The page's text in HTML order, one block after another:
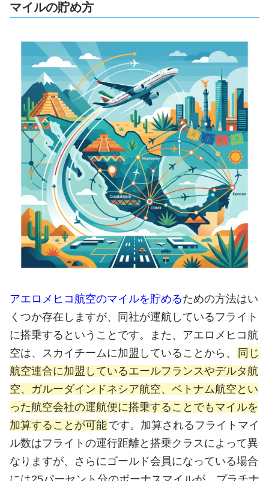
マイルの貯め方
アエロメヒコ航空のマイルを貯めるための方法はい
くつか存在しますが、同社が運航しているフライト
に搭乗するということです。また、アエロメヒコ航
空は、スカイチームに加盟していることから、
同じ
航空連合に加盟しているエールフランスやデルタ航
空、ガルーダインドネシア航空、ベトナム航空とい
った航空会社の運航便に搭乗することでもマイルを
加算することが可能です。加算されるフライトマイ
ル数はフライトの運行距離と搭乗クラスによって異
なりますが、さらにゴールド会員になっている場合